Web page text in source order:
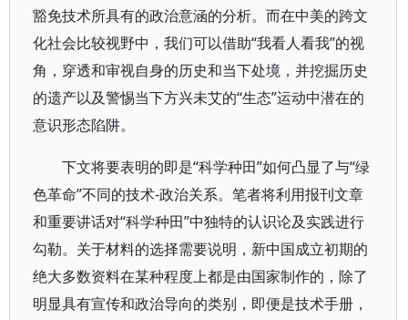
豁免技术所具有的政治意涵的分析。而在中美的跨文
化社会比较视野中，我们可以借助“我看人看我”的视
角，穿透和审视自身的历史和当下处境，并挖掘历史
的遗产以及警惕当下方兴未艾的“生态”运动中潜在的
意识形态陷阱。
下文将要表明的即是“科学种田”如何凸显了与“绿
色革命”不同的技术-政治关系。笔者将利用报刊文章
和重要讲话对“科学种田”中独特的认识论及实践进行
勾勒。关于材料的选择需要说明，新中国成立初期的
绝大多数资料在某种程度上都是由国家制作的，除了
明显具有宣传和政治导向的类别，即便是技术手册，